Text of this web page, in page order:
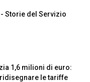
Storie del Servizio
1,6 milioni di euro:
le tariffe